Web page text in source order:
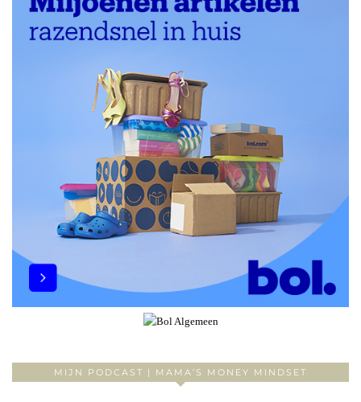
MIJN PODCAST | MAMA’S MONEY MINDSET